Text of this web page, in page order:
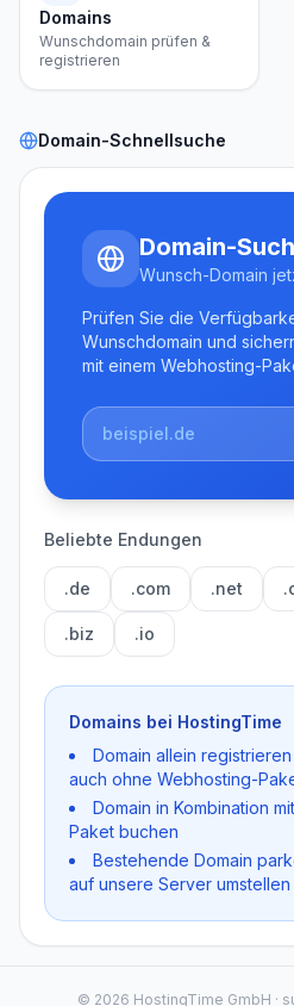
Domains
Wunschdomain prüfen &
registrieren
Domain-Schnellsuche
Domain-
Wunsch-Domain
Prüfen Sie die
Wunschdomain und
mit einem Webhosting-
Beliebte Endungen
.de .com .net
.biz .io
Domains bei HostingTime
Domain allein
auch ohne Webhosting-
Domain in Kombination
Paket buchen
Bestehende Domain
auf unsere Server umstellen
© 2026 HostingTime GmbH ·